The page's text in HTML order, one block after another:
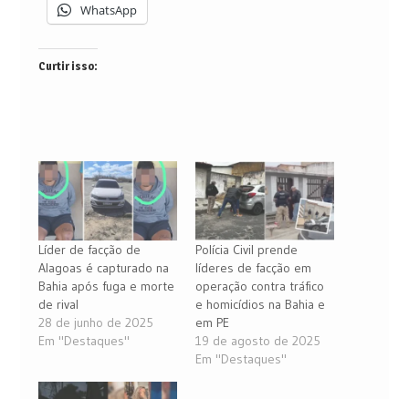
WhatsApp
Curtir isso:
Líder de facção de
Alagoas é capturado na
Bahia após fuga e morte
de rival
28 de junho de 2025
Em "Destaques"
Polícia Civil prende
líderes de facção em
operação contra tráfico
e homicídios na Bahia e
em PE
19 de agosto de 2025
Em "Destaques"